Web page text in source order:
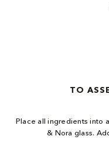
TO
Place all ingredients into
& Nora glass.